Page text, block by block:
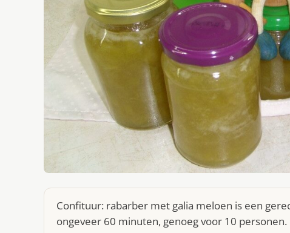
Confituur: rabarber met galia meloen is een
ongeveer 60 minuten, genoeg voor 10